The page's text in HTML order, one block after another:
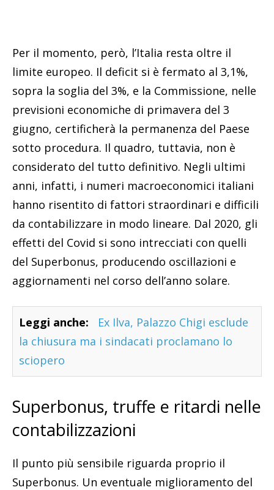
Per il momento, però, l’Italia resta oltre il
limite europeo. Il deficit si è fermato al 3,1%,
sopra la soglia del 3%, e la Commissione, nelle
previsioni economiche di primavera del 3
giugno, certificherà la permanenza del Paese
sotto procedura. Il quadro, tuttavia, non è
considerato del tutto definitivo. Negli ultimi
anni, infatti, i numeri macroeconomici italiani
hanno risentito di fattori straordinari e difficili
da contabilizzare in modo lineare. Dal 2020, gli
effetti del Covid si sono intrecciati con quelli
del Superbonus, producendo oscillazioni e
aggiornamenti nel corso dell’anno solare.
Leggi anche:
Ex Ilva, Palazzo Chigi esclude
la chiusura ma i sindacati proclamano lo
sciopero
Superbonus, truffe e ritardi nelle
contabilizzazioni
Il punto più sensibile riguarda proprio il
Superbonus. Un eventuale miglioramento del